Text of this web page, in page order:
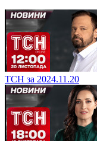
ТСН за 2024.11.20